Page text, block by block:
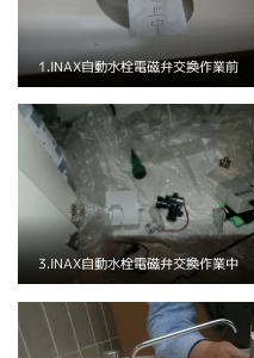
1.INAX自動水栓電磁弁交換作業前
3.INAX自動水栓電磁弁交換作業中